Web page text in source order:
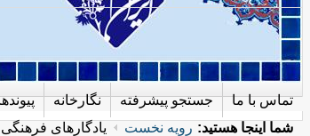
نگارخانه جستجو پیشرفته تماس با ما
شما اینجا هستید: رویه نخست یادگارهای